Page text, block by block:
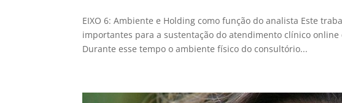
EIXO 6: Ambiente e Holding como função do analista Este
importantes para a sustentação do atendimento clínico
Durante esse tempo o ambiente físico do consultório...